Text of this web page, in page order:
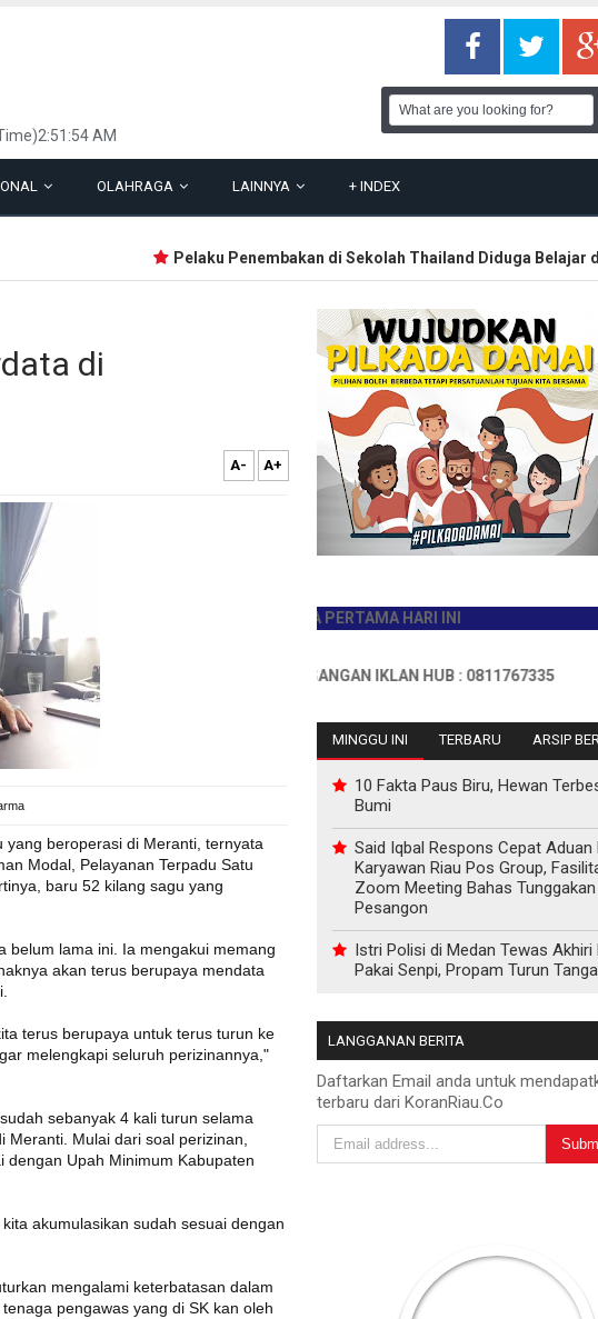
AM
OLAHRAGA LAINNYA + INDEX
Pelaku Penembakan di Sekolah Thailand Diduga Belajar
di
A- A+
yang beroperasi di Meranti, ternyata
Modal, Pelayanan Terpadu Satu
baru 52 kilang sagu yang
belum lama ini. Ia mengakui memang
akan terus berupaya mendata
terus berupaya untuk terus turun ke
melengkapi seluruh perizinannya,"
sebanyak 4 kali turun selama
Mulai dari soal perizinan,
Upah Minimum Kabupaten
akumulasikan sudah sesuai dengan
mengalami keterbatasan dalam
pengawas yang di SK kan oleh
JADILAH PEMBACA PERTAMA HARI INI
INFO PEMASANGAN IKLAN HUB : 0811767335
MINGGU INI TERBARU ARSIP
10 Fakta Paus Biru, Hewan
Bumi
Said Iqbal Respons Cepat Aduan
Karyawan Riau Pos Group,
Zoom Meeting Bahas Tunggakan
Pesangon
Istri Polisi di Medan Tewas Akhiri
Pakai Senpi, Propam Turun
LANGGANAN BERITA
Daftarkan Email anda untuk
terbaru dari KoranRiau.Co